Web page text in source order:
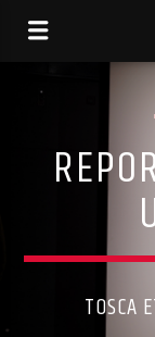
TOSCA